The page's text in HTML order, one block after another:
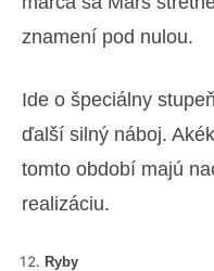
znamení pod nulou.
Ide o špeciálny
ďalší silný náboj.
tomto období majú
realizáciu.
Ryby